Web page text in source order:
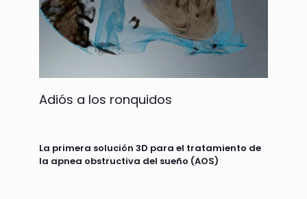
Adiós a los ronquidos
La primera solución 3D para el tratamiento de
la apnea obstructiva del sueño (AOS)